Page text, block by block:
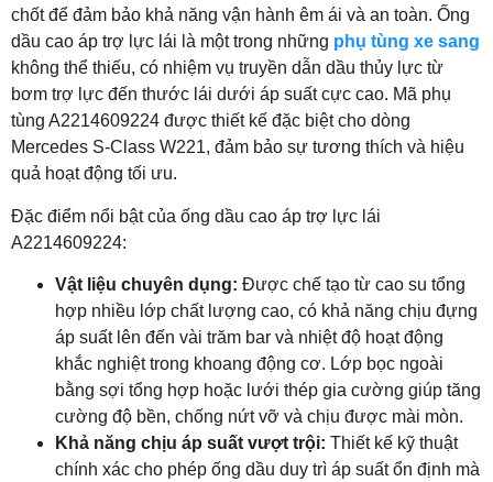
chốt để đảm bảo khả năng vận hành êm ái và an toàn. Ống
dầu cao áp trợ lực lái là một trong những phụ tùng xe sang
không thể thiếu, có nhiệm vụ truyền dẫn dầu thủy lực từ
bơm trợ lực đến thước lái dưới áp suất cực cao. Mã phụ
tùng A2214609224 được thiết kế đặc biệt cho dòng
Mercedes S-Class W221, đảm bảo sự tương thích và hiệu
quả hoạt động tối ưu.
Đặc điểm nổi bật của ống dầu cao áp trợ lực lái
A2214609224:
Vật liệu chuyên dụng: Được chế tạo từ cao su tổng
hợp nhiều lớp chất lượng cao, có khả năng chịu đựng
áp suất lên đến vài trăm bar và nhiệt độ hoạt động
khắc nghiệt trong khoang động cơ. Lớp bọc ngoài
bằng sợi tổng hợp hoặc lưới thép gia cường giúp tăng
cường độ bền, chống nứt vỡ và chịu được mài mòn.
Khả năng chịu áp suất vượt trội: Thiết kế kỹ thuật
chính xác cho phép ống dầu duy trì áp suất ổn định mà